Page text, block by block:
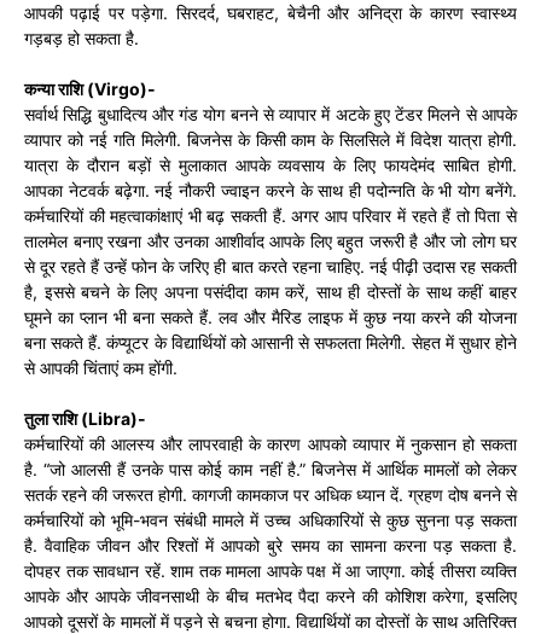
आपकी पढ़ाई पर पड़ेगा. सिरदर्द, घबराहट, बेचैनी और अनिद्रा के कारण स्वास्थ्य
गड़बड़ हो सकता है.
कन्या राशि (Virgo)-
सर्वार्थ सिद्धि बुधादित्य और गंड योग बनने से व्यापार में अटके हुए टेंडर मिलने से आपके
व्यापार को नई गति मिलेगी. बिजनेस के किसी काम के सिलसिले में विदेश यात्रा होगी.
यात्रा के दौरान बड़ों से मुलाकात आपके व्यवसाय के लिए फायदेमंद साबित होगी.
आपका नेटवर्क बढ़ेगा. नई नौकरी ज्वाइन करने के साथ ही पदोन्नति के भी योग बनेंगे.
कर्मचारियों की महत्वाकांक्षाएं भी बढ़ सकती हैं. अगर आप परिवार में रहते हैं तो पिता से
तालमेल बनाए रखना और उनका आशीर्वाद आपके लिए बहुत जरूरी है और जो लोग घर
से दूर रहते हैं उन्हें फोन के जरिए ही बात करते रहना चाहिए. नई पीढ़ी उदास रह सकती
है, इससे बचने के लिए अपना पसंदीदा काम करें, साथ ही दोस्तों के साथ कहीं बाहर
घूमने का प्लान भी बना सकते हैं. लव और मैरिड लाइफ में कुछ नया करने की योजना
बना सकते हैं. कंप्यूटर के विद्यार्थियों को आसानी से सफलता मिलेगी. सेहत में सुधार होने
से आपकी चिंताएं कम होंगी.
तुला राशि (Libra)-
कर्मचारियों की आलस्य और लापरवाही के कारण आपको व्यापार में नुकसान हो सकता
है. “जो आलसी हैं उनके पास कोई काम नहीं है.” बिजनेस में आर्थिक मामलों को लेकर
सतर्क रहने की जरूरत होगी. कागजी कामकाज पर अधिक ध्यान दें. ग्रहण दोष बनने से
कर्मचारियों को भूमि-भवन संबंधी मामले में उच्च अधिकारियों से कुछ सुनना पड़ सकता
है. वैवाहिक जीवन और रिश्तों में आपको बुरे समय का सामना करना पड़ सकता है.
दोपहर तक सावधान रहें. शाम तक मामला आपके पक्ष में आ जाएगा. कोई तीसरा व्यक्ति
आपके और आपके जीवनसाथी के बीच मतभेद पैदा करने की कोशिश करेगा, इसलिए
आपको दूसरों के मामलों में पड़ने से बचना होगा. विद्यार्थियों का दोस्तों के साथ अतिरिक्त